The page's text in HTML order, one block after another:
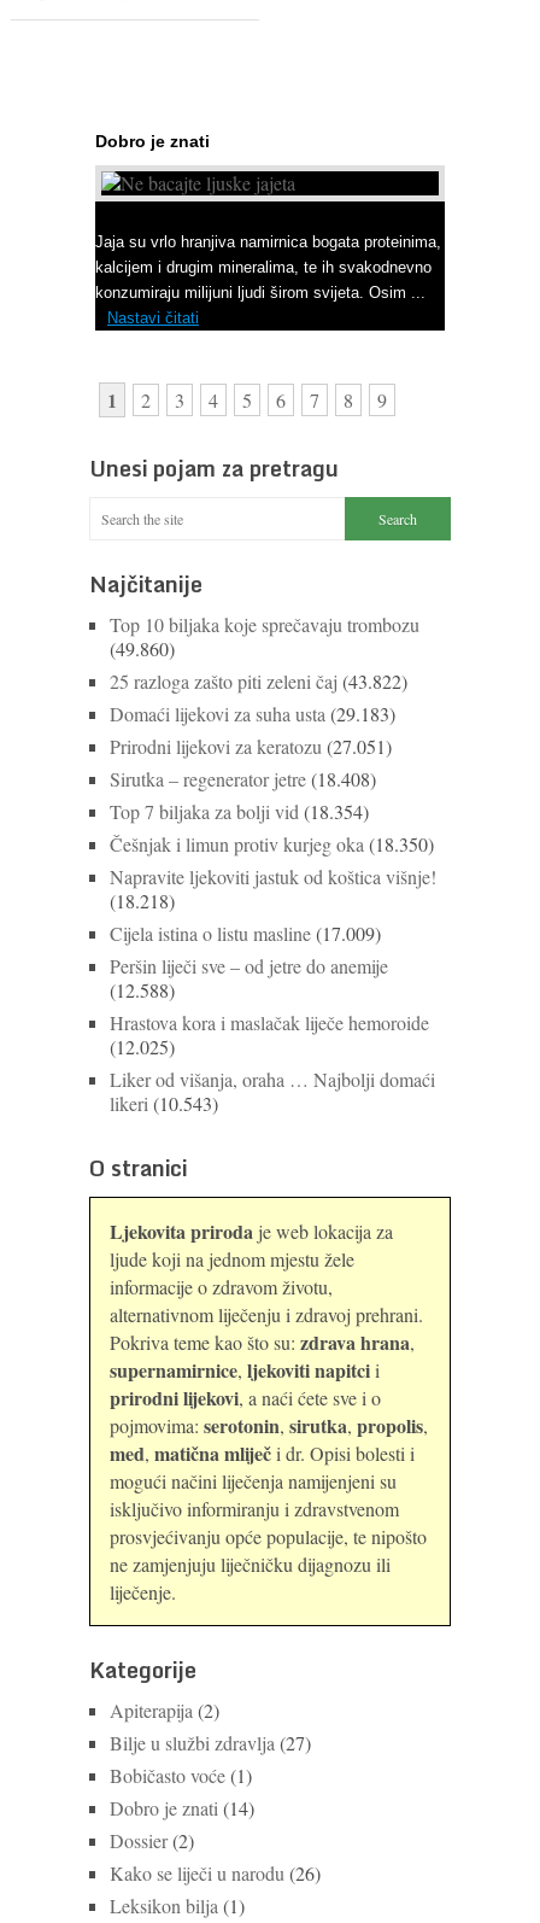
Dobro je znati
Jaja su vrlo hranjiva namirnica bogata proteinima,
kalcijem i drugim mineralima, te ih svakodnevno
konzumiraju milijuni ljudi širom svijeta. Osim ...
Nastavi čitati
1 2 3 4 5 6 7 8 9
Unesi pojam za pretragu
Najčitanije
Top 10 biljaka koje sprečavaju trombozu
(49.860)
25 razloga zašto piti zeleni čaj (43.822)
Domaći lijekovi za suha usta (29.183)
Prirodni lijekovi za keratozu (27.051)
Sirutka – regenerator jetre(18.408)
Top 7 biljaka za bolji vid (18.354)
Češnjak i limun protiv kurjeg oka (18.350)
Napravite ljekoviti jastuk od koštica višnje!
(18.218)
Cijela istina o listu masline(17.009)
Peršin liječi sve – od jetre do anemije
(12.588)
Hrastova kora i maslačak liječe hemoroide
(12.025)
Liker od višanja, oraha … Najbolji domaći
likeri (10.543)
O stranici
Ljekovita priroda je web lokacija za
ljude koji na jednom mjestu žele
informacije o zdravom životu,
alternativnom liječenju i zdravoj prehrani.
Pokriva teme kao što su: zdrava hrana,
supernamirnice, ljekoviti napitcii
prirodni lijekovi, a naći ćete sve i o
pojmovima: serotonin, sirutka, propolis,
med, matična mliječi dr. Opisi bolesti i
mogući načini liječenja namijenjeni su
isključivo informiranju i zdravstvenom
prosvjećivanju opće populacije, te nipošto
ne zamjenjuju liječničku dijagnozu ili
liječenje.
Kategorije
Apiterapija (2)
Bilje u službi zdravlja (27)
Bobičasto voće(1)
Dobro je znati (14)
Dossier(2)
Kako se liječi u narodu (26)
Leksikon bilja (1)